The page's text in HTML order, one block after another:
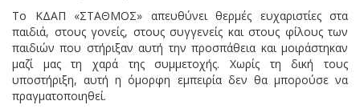
Το ΚΔΑΠ «ΣΤΑΘΜΟΣ» απευθύνει θερμές ευχαριστίες στα
παιδιά, στους γονείς, στους συγγενείς και στους φίλους των
παιδιών που στήριξαν αυτή την προσπάθεια και μοιράστηκαν
μαζί μας τη χαρά της συμμετοχής. Χωρίς τη δική τους
υποστήριξη, αυτή η όμορφη εμπειρία δεν θα μπορούσε να
πραγματοποιηθεί.